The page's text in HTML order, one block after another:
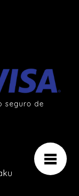
seguro de